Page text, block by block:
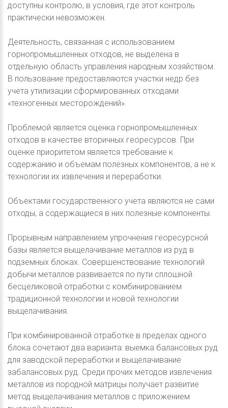
доступны контролю, в условия, где этот контроль
практически невозможен.
Деятельность, связанная с использованием
горнопромышленных отходов, не выделена в
отдельную область управления народным хозяйством.
В пользование предоставляются участки недр без
учета утилизации сформированных отходами
«техногенных месторождений».
Проблемой является оценка горнопромышленных
отходов в качестве вторичных георесурсов. При
оценке приоритетом является требование к
содержанию и объемам полезных компонентов, а не к
технологии их извлечения и переработки.
Объектами государственного учета являются не сами
отходы, а содержащиеся в них полезные компоненты.
Прорывным направлением упрочнения георесурсной
базы является выщелачивание металлов из руд в
подземных блоках. Совершенствование технологий
добычи металлов развивается по пути сплошной
бесцеликовой отработки с комбинированием
традиционной технологии и новой технологии
выщелачивания.
При комбинированной отработке в пределах одного
блока сочетают два варианта: выемка балансовых руд
для заводской переработки и выщелачивание
забалансовых руд. Среди прочих методов извлечения
металлов из породной матрицы получает развитие
метод выщелачивания металлов с приложением